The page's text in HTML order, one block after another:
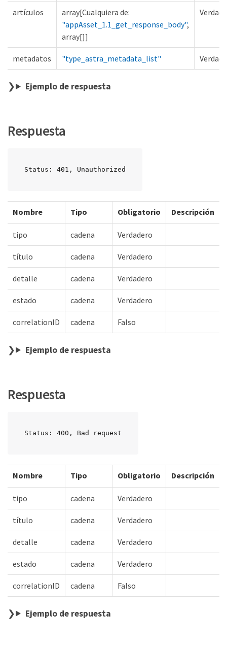
artículos
array[Cualquiera de:
"appAsset_1.1_get_response_body",
array[]]
metadatos "type_astra_metadata_list"
Ejemplo de respuesta
Respuesta
Status: 401, Unauthorized
Nombre Tipo Obligatorio Descripción
tipo cadena Verdadero
título cadena Verdadero
detalle cadena Verdadero
estado cadena Verdadero
correlationID cadena Falso
Ejemplo de respuesta
Respuesta
Status: 400, Bad request
Nombre Tipo Obligatorio Descripción
tipo cadena Verdadero
título cadena Verdadero
detalle cadena Verdadero
estado cadena Verdadero
correlationID cadena Falso
Ejemplo de respuesta